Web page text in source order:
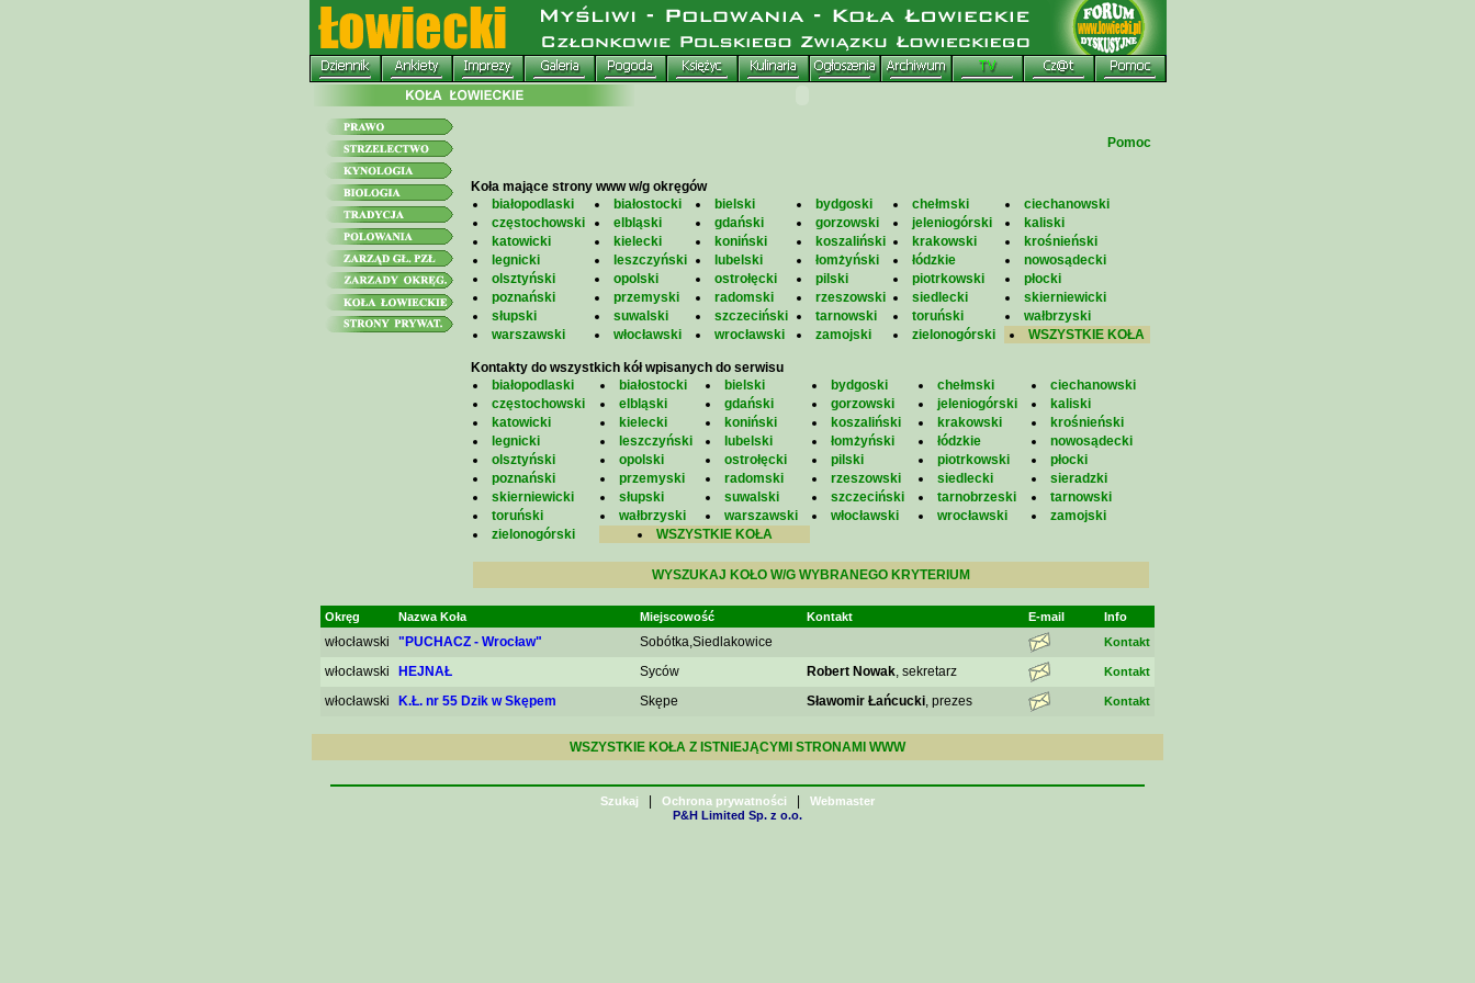
Pomoc
Koła mające strony www w/g okręgów
białopodlaski
białostocki bielski bydgoski chełmski
ciechanowski
częstochowski
elbląski gdański gorzowski jeleniogórski
kaliski
katowicki
kielecki koniński koszaliński krakowski
krośnieński
legnicki
leszczyński lubelski łomżyński łódzkie
nowosądecki
olsztyński
opolski ostrołęcki pilski piotrkowski
płocki
poznański
przemyski radomski rzeszowski siedlecki
skierniewicki
słupski
suwalski szczeciński tarnowski toruński
wałbrzyski
warszawski
włocławski wrocławski zamojski zielonogórski WSZYSTKIE KOŁA
Kontakty do wszystkich kół wpisanych do serwisu
białopodlaski
białostocki bielski bydgoski chełmski
ciechanowski
częstochowski
elbląski gdański gorzowski jeleniogórski
kaliski
katowicki
kielecki koniński koszaliński krakowski
krośnieński
legnicki
leszczyński lubelski łomżyński łódzkie
nowosądecki
olsztyński
opolski ostrołęcki pilski piotrkowski
płocki
poznański
przemyski radomski rzeszowski siedlecki
sieradzki
skierniewicki
słupski suwalski szczeciński tarnobrzeski
tarnowski
toruński
wałbrzyski warszawski włocławski wrocławski
zamojski
zielonogórski
WSZYSTKIE KOŁA
WYSZUKAJ KOŁO W/G WYBRANEGO KRYTERIUM
Okręg Nazwa Koła Miejscowość Kontakt E-mail Info
włocławski "PUCHACZ - Wrocław" Sobótka,Siedlakowice Kontakt
włocławski HEJNAŁ Syców Robert Nowak, sekretarz Kontakt
włocławski K.Ł. nr 55 Dzik w Skępem Skępe Sławomir Łańcucki, prezes Kontakt
WSZYSTKIE KOŁA Z ISTNIEJĄCYMI STRONAMI WWW
Szukaj Ochrona prywatności
Webmaster
P&H Limited Sp. z o.o.